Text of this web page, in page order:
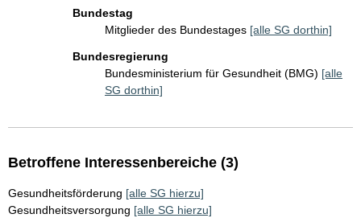
Bundestag
Mitglieder des Bundestages [alle SG dorthin]
Bundesregierung
Bundesministerium für Gesundheit (BMG) [alle
SG dorthin]
Betroffene Interessenbereiche (3)
Gesundheitsförderung [alle SG hierzu]
Gesundheitsversorgung [alle SG hierzu]